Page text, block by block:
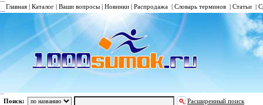
Главная | Каталог | Ваши вопросы | Новинки | Распродажа | Словарь терминов | Статьи |
Поиск: Расширенный поиск